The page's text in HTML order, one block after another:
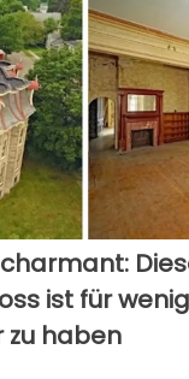
ist für
zu haben